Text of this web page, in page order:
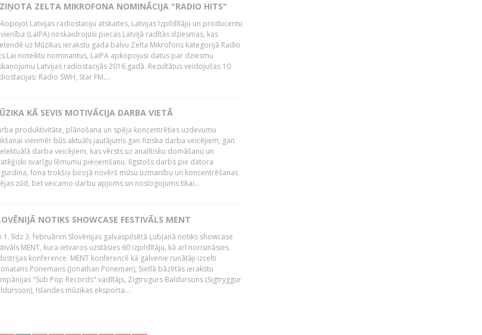
ZELTA MIKROFONA NOMINĀCIJA "RADIO HITS"
Latvijas radiostaciju atskaites, Latvijas Izpildītāju un producentu
(LaIPA) noskaidrojusi piecas Latvijā radītās dziesmas, kas
uz Mūzikas ierakstu gada balvu Zelta Mikrofons kategorijā Radio
noteiktu nominantus, LaIPA apkopojusi datus par dziesmu
Latvijas radiostacijās 2016.gadā. Rezultātus veidojušas 10
Radio SWH, Star FM,...
KĀ SEVIS MOTIVĀCIJA DARBA VIETĀ
produktivitāte, plānošana un spēja koncentrēties uzdevumu
vienmēr būs aktuāls jautājums gan fiziska darba veicējiem, gan
darba veicējiem, kas vērsts uz analītisku domāšanu un
svarīgu lēmumu pieņemšanu. Ilgstošs darbs pie datora
fona trokšņi birojā novērš mūsu uzmanību un koncentrēšanas
zūd, bet veicamo darbu apjoms un noslogojums tikai...
NOTIKS SHOWCASE FESTIVĀLS MENT
1. līdz 3. februārim Slovēnijas galvaspilsētā Ļubļanā notiks showcase
MENT, kura ietvaros uzstāsies 60 izpildītāju, kā arī norisināsies
konference. MENT konferencē kā galvenie runātāji izcelti
Ponemans (Jonathan Poneman), Sietlā bāzētās ierakstu
"Sub Pop Records" vadītājs, Zigtrugurs Baldursons (Sigtryggur
Islandes mūzikas eksporta...